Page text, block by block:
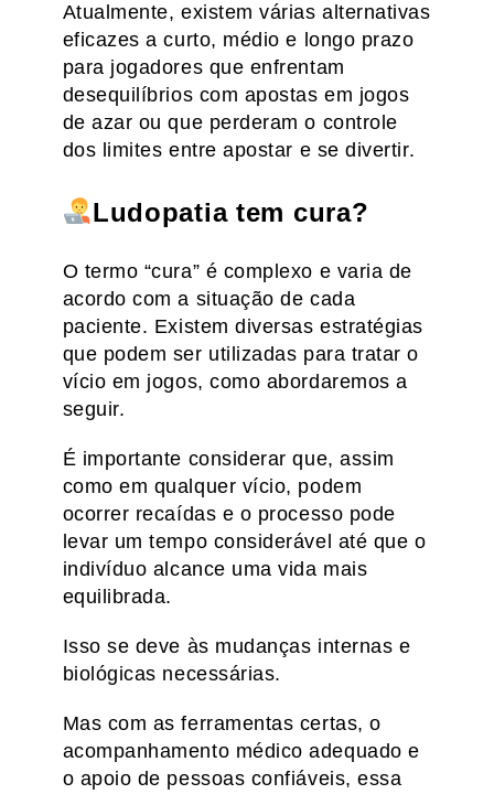
Atualmente, existem várias alternativas
eficazes a curto, médio e longo prazo
para jogadores que enfrentam
desequilíbrios com apostas em jogos
de azar ou que perderam o controle
dos limites entre apostar e se divertir.
Ludopatia tem cura?
O termo “cura” é complexo e varia de
acordo com a situação de cada
paciente. Existem diversas estratégias
que podem ser utilizadas para tratar o
vício em jogos, como abordaremos a
seguir.
É importante considerar que, assim
como em qualquer vício, podem
ocorrer recaídas e o processo pode
levar um tempo considerável até que o
indivíduo alcance uma vida mais
equilibrada.
Isso se deve às mudanças internas e
biológicas necessárias.
Mas com as ferramentas certas, o
acompanhamento médico adequado e
o apoio de pessoas confiáveis, essa